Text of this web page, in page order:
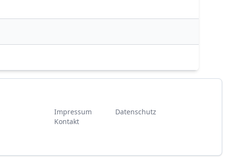
Impressum
Datenschutz
Kontakt